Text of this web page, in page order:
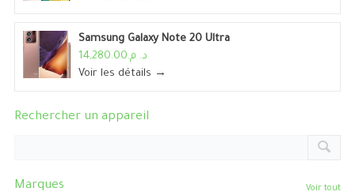
Samsung Galaxy Note 20 Ultra
د. م.14,280.00
Voir les détails →
Rechercher un appareil
Marques Voir tout